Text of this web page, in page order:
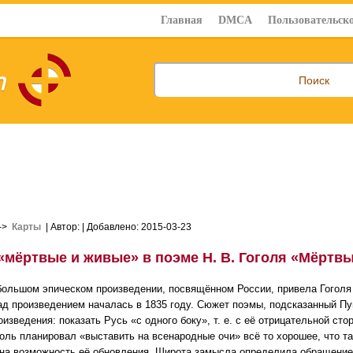
Главная DMCA
Карты | Автор: | Добавлено: 2015-03-23
и живые» в поэме Н. В. Гоголя
эпическом произведении, посвящённом России, привела
произведением началась в 1835 году. Сюжет поэмы, подсказанный
показать Русь «с одного боку», т. е. с её отрицательной
планировал «выставить на всенародные очи» всё то хорошее, что